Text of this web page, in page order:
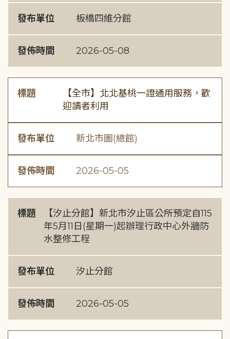
發布單位 板橋四維分館
發佈時間 2026-05-08
標題
【全市】北北基桃一證通用服務，歡
迎讀者利用
發布單位 新北市圖(總館)
發佈時間 2026-05-05
標題
【汐止分館】新北市汐止區公所預定自115
年5月11日(星期一)起辦理行政中心外牆防
水整修工程
發布單位 汐止分館
發佈時間 2026-05-05